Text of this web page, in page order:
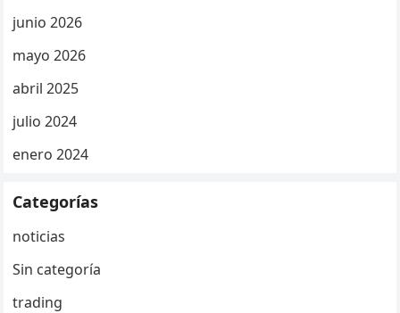
junio 2026
mayo 2026
abril 2025
julio 2024
enero 2024
Categorías
noticias
Sin categoría
trading